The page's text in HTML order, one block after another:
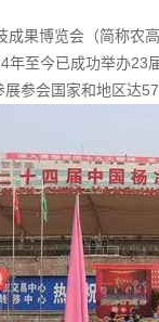
果博览会（简称农
至今已成功举办23
参会国家和地区达57